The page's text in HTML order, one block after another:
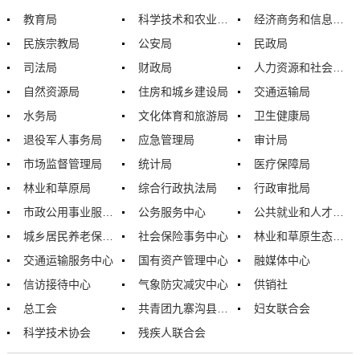
教育局
民族宗教局
公安局
民政局
司法局
财政局
人力资源和社会保障局
自然资源局
住房和城乡建设局
交通运输局
水务局
文化体育和旅游局
卫生健康局
退役军人事务局
应急管理局
审计局
市场监督管理局
统计局
医疗保障局
林业和草原局
综合行政执法局
行政审批局
公务服务中心
公共就业和人才交流服务中心
城乡居民养老保险事务中心
社会保险事务中心
林业和草原生态旅游发展中心
交通运输服务中心
国有资产管理中心
融媒体中心
信访接待中心
气象防灾减灾中心
供销社
总工会
妇女联合会
科学技术协会
残疾人联合会